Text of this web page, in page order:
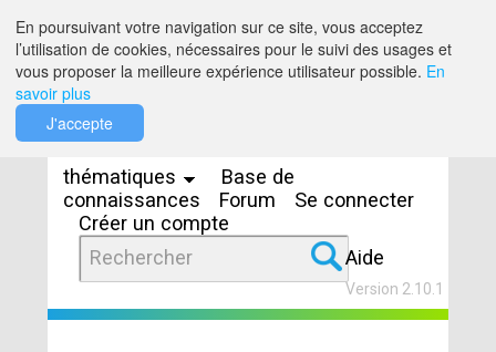
thématiques
Base de
connaissances
Forum
Se connecter
Créer un compte
Aide
Version 2.10.1
En poursuivant votre navigation sur ce site, vous acceptez
l’utilisation de cookies, nécessaires pour le suivi des usages et
vous proposer la meilleure expérience utilisateur possible. En
savoir plus
J'accepte